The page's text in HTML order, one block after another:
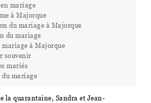
mariage
à Majorque
du mariage à Majorque
du mariage
mariage à Majorque
souvenir
mariés
du mariage
la quarantaine, Sandra et Jean-